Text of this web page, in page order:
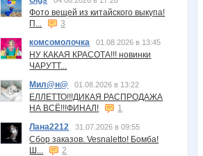
Фото вещей из китайского выкупа!
П...
3
комсомолочка
01.08.2026 в 13:45
НУ КАКАЯ КРАСОТА!!! новинки
ЧАРУТТ...
Мил@н@
01.08.2026 в 13:22
ЕЛЛЕТТО!!!ДИКАЯ РАСПРОДАЖА
НА ВСЁ!!!ФИНАЛ!
1
Лана2212
31.07.2026 в 09:55
Сбор заказов. Vesnaletto! Бомба!
Ш...
2